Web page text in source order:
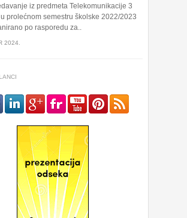
iz predmeta Telekomunikacije 3
prolećnom semestru školske 2022/2023
po rasporedu za..
2024.